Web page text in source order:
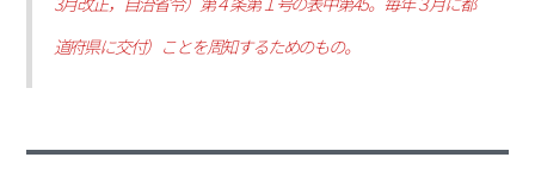
道府県に交付）ことを周知するためのもの。